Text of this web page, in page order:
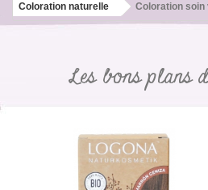
Coloration naturelle
Coloration soin
Les bons plans